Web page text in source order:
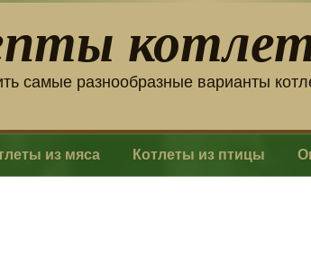
самые разнообразные варианты
из мяса Котлеты из птицы